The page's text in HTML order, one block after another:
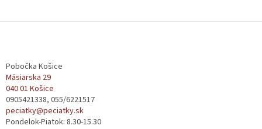
Pobočka Košice
Mäsiarska 29
040 01 Košice
0905421338, 055/6221517
peciatky@peciatky.sk
Pondelok-Piatok: 8.30-15.30